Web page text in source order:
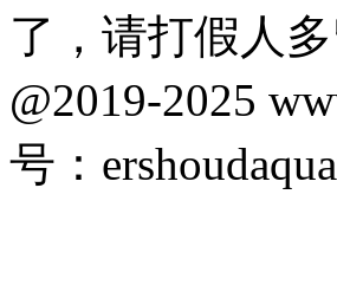
了，请打假人
@2019-2025
号：